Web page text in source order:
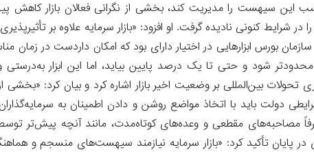
این سیهست را مدیریت کند، بخشی از نگرانی فعالان بازار کاهش
کنونی نادیده گرفت. او افزود: «بازار سرمایه علاوه بر
بورس ابزارهایی در اختیار دارای بود که امکان داردست در زمان
شود و حتی تا یک درصد پایین بیاید، اما این ابزار به‌درستی
تحولات بین‌المللی بر وضعیت اخیر بازار اشاره کرد و بیان کرد:
دولت باید با اتخاذ مواضع روشن و دادن اطمینان به
مصاحبه‌های مقطعی و وعده‌های کوتاه‌مدت، مانند آنچه پیش‌تر
در پایان تأکید کرد: «بازار سرمایه نیازمند سیهست‌های منسجم و